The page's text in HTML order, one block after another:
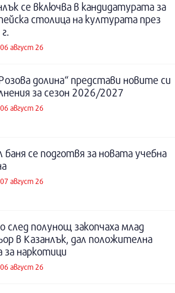
се включва в кандидатурата за
столица на културата през
август 26
долина“ представи новите си
за сезон 2026/2027
август 26
баня се подготвя за новата учебна
август 26
след полунощ закопчаха млад
в Казанлък, дал положителна
за наркотици
август 26